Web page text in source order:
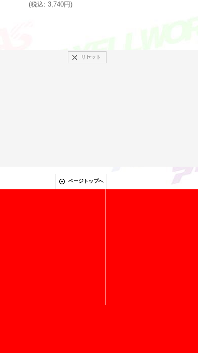
(税込: 3,740円)
リセット
ページトップへ